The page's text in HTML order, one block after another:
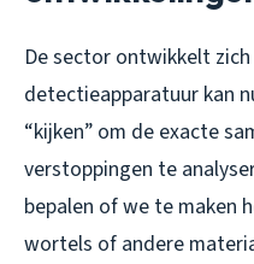
De sector ontwikkelt
detectieapparatuur kan
“kijken” om de exacte
verstoppingen te
bepalen of we te maken
wortels of andere